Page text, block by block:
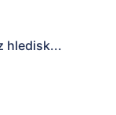
hledisk...